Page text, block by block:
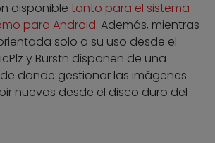
disponible tanto para el sistema
para Android. Además, mientras
solo a su uso desde el
y Burstn disponen de una
donde gestionar las imágenes
nuevas desde el disco duro del